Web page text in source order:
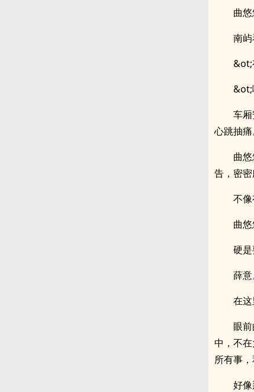
曲悠
南
&ot;
&ot;
车
心跳抽痛
曲
告，密
不像
曲
硬
薛意
在这
眼
中，不
所有事
好像